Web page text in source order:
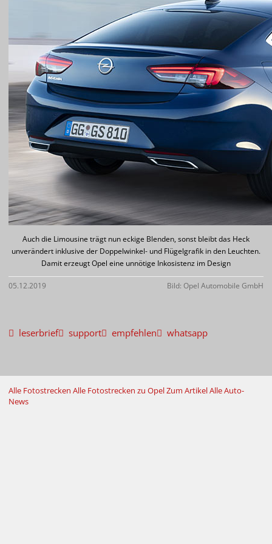
Auch die Limousine trägt nun eckige Blenden, sonst bleibt das Heck
unverändert inklusive der Doppelwinkel- und Flügelgrafik in den Leuchten.
Damit erzeugt Opel eine unnötige Inkosistenz im Design
05.12.2019 Bild: Opel Automobile GmbH
leserbrief support empfehlen whatsapp
Alle Fotostrecken Alle Fotostrecken zu OpelZum ArtikelAlle Auto-
News